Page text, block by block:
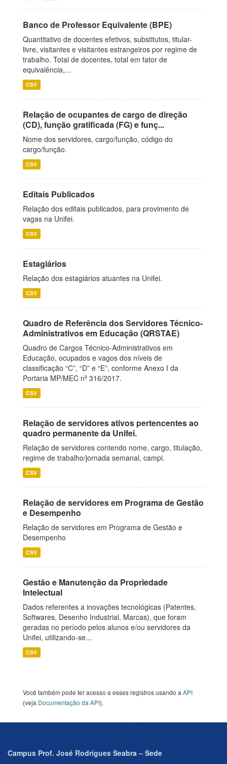
Banco de Professor Equivalente (BPE)
Quantitativo de docentes efetivos, substitutos, titular-
livre, visitantes e visitantes estrangeiros por regime de
trabalho. Total de docentes, total em fator de
equivalência,...
CSV
Relação de ocupantes de cargo de direção
(CD), função gratificada (FG) e funç...
Nome dos servidores, cargo/função, código do
cargo/função.
CSV
Editais Publicados
Relação dos editais publicados, para provimento de
vagas na Unifei.
CSV
Estagiários
Relação dos estagiários atuantes na Unifei.
CSV
Quadro de Referência dos Servidores Técnico-
Administrativos em Educação (QRSTAE)
Quadro de Cargos Técnico-Administrativos em
Educação, ocupados e vagos dos níveis de
classificação “C”, “D” e “E”, conforme Anexo I da
Portaria MP/MEC nº 316/2017.
CSV
Relação de servidores ativos pertencentes ao
quadro permanente da Unifei.
Relação de servidores contendo nome, cargo, titulação,
regime de trabalho/jornada semanal, campi.
CSV
Relação de servidores em Programa de Gestão
e Desempenho
Relação de servidores em Programa de Gestão e
Desempenho
CSV
Gestão e Manutenção da Propriedade
Intelectual
Dados referentes a inovações tecnológicas (Patentes,
Softwares, Desenho Industrial, Marcas), que foram
geradas no período pelos alunos e/ou servidores da
Unifei, utilizando-se...
CSV
Você também pode ter acesso a esses registros usando a API
(veja Documentação da API).
Campus Prof. José Rodrigues Seabra – Sede